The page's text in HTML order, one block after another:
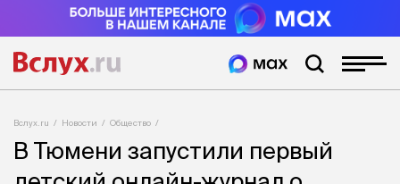
Вслух.ru Новости Общество
В Тюмени запустили первый